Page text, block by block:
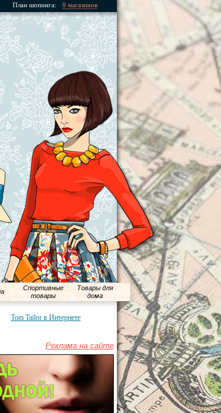
План шопинга: 0 магазинов
Спортивные
товары
Товары для
дома
Tom Tailor в Интернете
Реклама на сайте